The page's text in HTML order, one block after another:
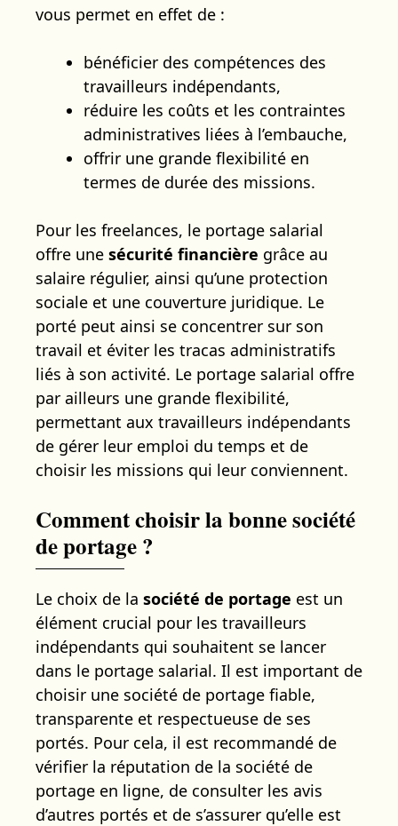
vous permet en effet de :
bénéficier des compétences des
travailleurs indépendants,
réduire les coûts et les contraintes
administratives liées à l’embauche,
offrir une grande flexibilité en
termes de durée des missions.
Pour les freelances, le portage salarial
offre une sécurité financière grâce au
salaire régulier, ainsi qu’une protection
sociale et une couverture juridique. Le
porté peut ainsi se concentrer sur son
travail et éviter les tracas administratifs
liés à son activité. Le portage salarial offre
par ailleurs une grande flexibilité,
permettant aux travailleurs indépendants
de gérer leur emploi du temps et de
choisir les missions qui leur conviennent.
Comment choisir la bonne société
de portage ?
Le choix de la société de portage est un
élément crucial pour les travailleurs
indépendants qui souhaitent se lancer
dans le portage salarial. Il est important de
choisir une société de portage fiable,
transparente et respectueuse de ses
portés. Pour cela, il est recommandé de
vérifier la réputation de la société de
portage en ligne, de consulter les avis
d’autres portés et de s’assurer qu’elle est